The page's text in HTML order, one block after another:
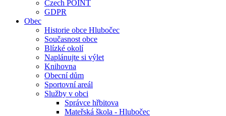
Czech POINT
GDPR
Obec
Historie obce Hlubočec
Současnost obce
Blízké okolí
Naplánujte si výlet
Knihovna
Obecní dům
Sportovní areál
Služby v obci
Správce hřbitova
Mateřská škola - Hlubočec